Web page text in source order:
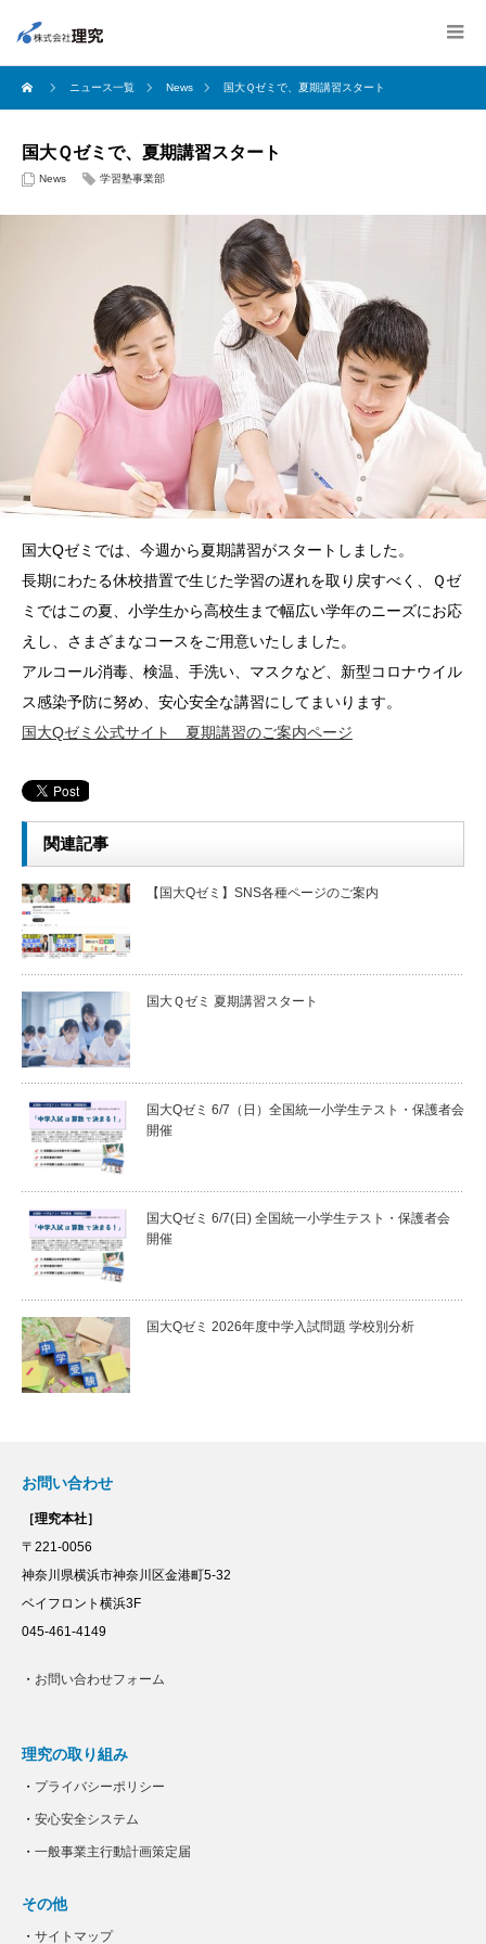
ニュース一覧 News 国大Ｑゼミで、夏期講習スタート
国大Ｑゼミで、夏期講習スタート
News 学習塾事業部
国大Qゼミでは、今週から夏期講習がスタートしました。
長期にわたる休校措置で生じた学習の遅れを取り戻すべく、Ｑゼ
ミではこの夏、小学生から高校生まで幅広い学年のニーズにお応
えし、さまざまなコースをご用意いたしました。
アルコール消毒、検温、手洗い、マスクなど、新型コロナウイル
ス感染予防に努め、安心安全な講習にしてまいります。
国大Qゼミ公式サイト 夏期講習のご案内ページ
関連記事
【国大Qゼミ】SNS各種ページのご案内
国大Ｑゼミ 夏期講習スタート
国大Qゼミ 6/7（日）全国統一小学生テスト・保護者会
開催
国大Qゼミ 6/7(日) 全国統一小学生テスト・保護者会
開催
国大Qゼミ 2026年度中学入試問題 学校別分析
お問い合わせ
［理究本社］
〒221-0056
神奈川県横浜市神奈川区金港町5-32
ベイフロント横浜3F
045-461-4149
・ お問い合わせフォーム
理究の取り組み
・ プライバシーポリシー
・ 安心安全システム
・ 一般事業主行動計画策定届
その他
・ サイトマップ